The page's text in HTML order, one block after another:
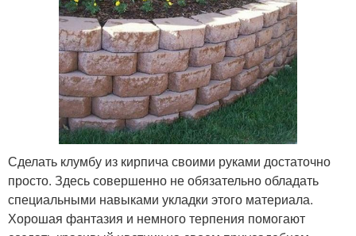
Сделать клумбу из кирпича своими руками достаточно
просто. Здесь совершенно не обязательно обладать
специальными навыками укладки этого материала.
Хорошая фантазия и немного терпения помогают